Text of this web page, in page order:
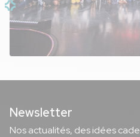
Newsletter
Nos actualités, des idées